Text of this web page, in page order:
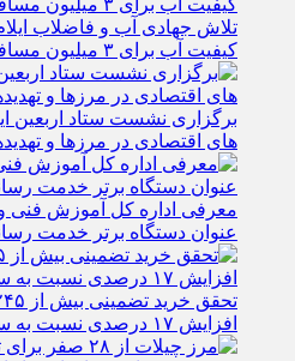
کیفیت آب برای ۳ میلیون مسافر در مسیر مهران
برگزاری نشست ستاد اربعین
های اقتصادی در مرزها و
معرفی اداره کل آموزش فنی و
عنوان دستگاه برتر خدمت‌
افزایش ۱۷ درصدی نسبت به سال گذشته